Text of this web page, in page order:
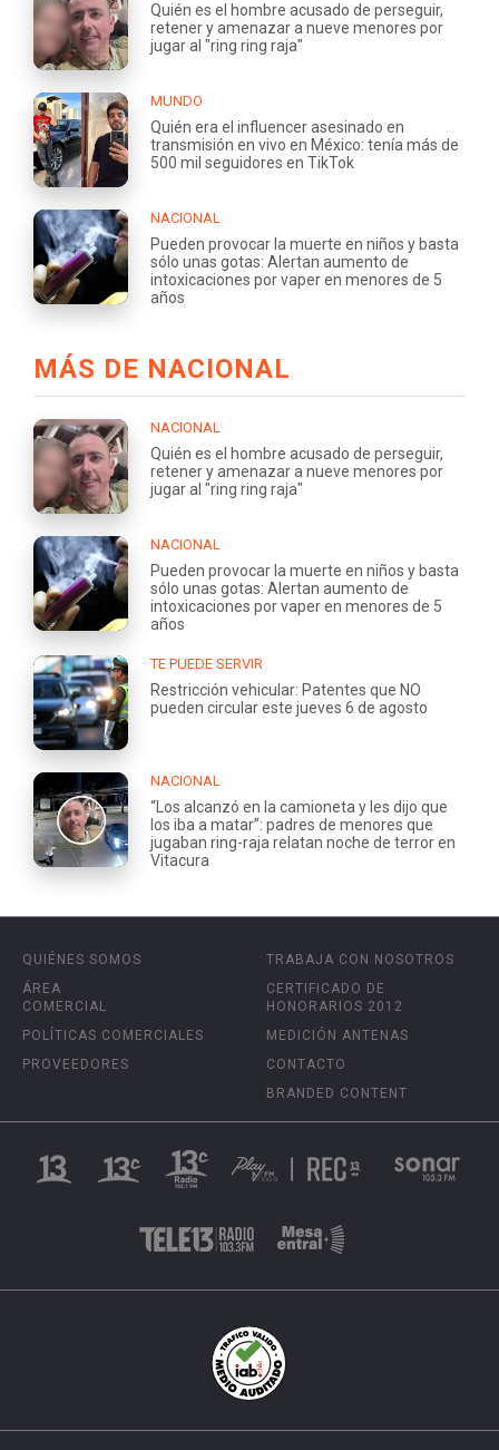
Quién es el hombre acusado de perseguir,
retener y amenazar a nueve menores por
jugar al "ring ring raja"
MUNDO
Quién era el influencer asesinado en
transmisión en vivo en México: tenía más de
500 mil seguidores en TikTok
NACIONAL
Pueden provocar la muerte en niños y basta
sólo unas gotas: Alertan aumento de
intoxicaciones por vaper en menores de 5
años
MÁS DE NACIONAL
NACIONAL
Quién es el hombre acusado de perseguir,
retener y amenazar a nueve menores por
jugar al "ring ring raja"
NACIONAL
Pueden provocar la muerte en niños y basta
sólo unas gotas: Alertan aumento de
intoxicaciones por vaper en menores de 5
años
TE PUEDE SERVIR
Restricción vehicular: Patentes que NO
pueden circular este jueves 6 de agosto
NACIONAL
“Los alcanzó en la camioneta y les dijo que
los iba a matar”: padres de menores que
jugaban ring-raja relatan noche de terror en
Vitacura
QUIÉNES SOMOS
ÁREA
COMERCIAL
POLÍTICAS COMERCIALES
PROVEEDORES
TRABAJA CON NOSOTROS
CERTIFICADO DE
HONORARIOS 2012
MEDICIÓN ANTENAS
CONTACTO
BRANDED CONTENT